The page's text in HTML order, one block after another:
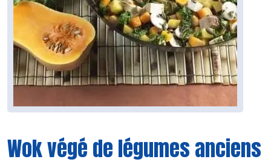
Wok végé de légumes anciens